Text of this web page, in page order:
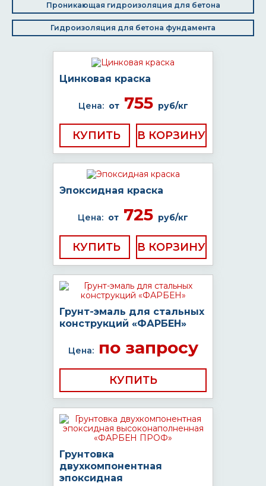
Проникающая гидроизоляция для бетона
Гидроизоляция для бетона фундамента
Цинковая краска
Цена: от755 руб/кг
КУПИТЬ
Эпоксидная краска
Цена: от 725 руб/кг
КУПИТЬ
Грунт-эмаль для стальных
конструкций «ФАРБЕН»
Цена:по запросу
КУПИТЬ
Грунтовка
двухкомпонентная
эпоксидная